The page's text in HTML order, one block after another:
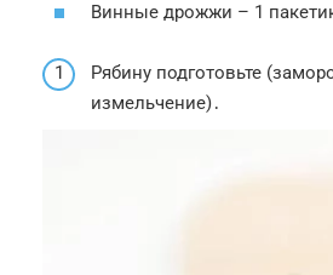
Винные дрожжи – 1
Рябину подготовьте
измельчение)․